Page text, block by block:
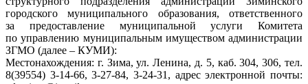
городского муниципального образования, ответственного
за предоставление муниципальной услуги Комитета
по управлению муниципальным имуществом администрации
ЗГМО (далее – КУМИ):
Местонахождения: г. Зима, ул. Ленина, д. 5, каб. 304, 306, тел.
8(39554) 3-14-66, 3-27-84, 3-24-31, адрес электронной почты: